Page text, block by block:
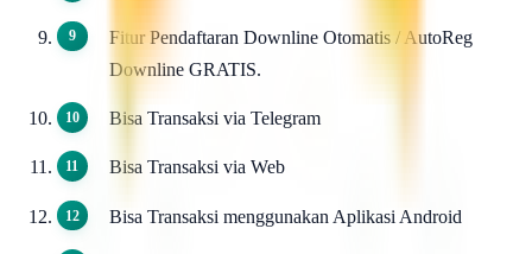
Fitur Pendaftaran Downline Otomatis / AutoReg
Downline GRATIS.
Bisa Transaksi via Telegram
Bisa Transaksi via Web
Bisa Transaksi menggunakan Aplikasi Android